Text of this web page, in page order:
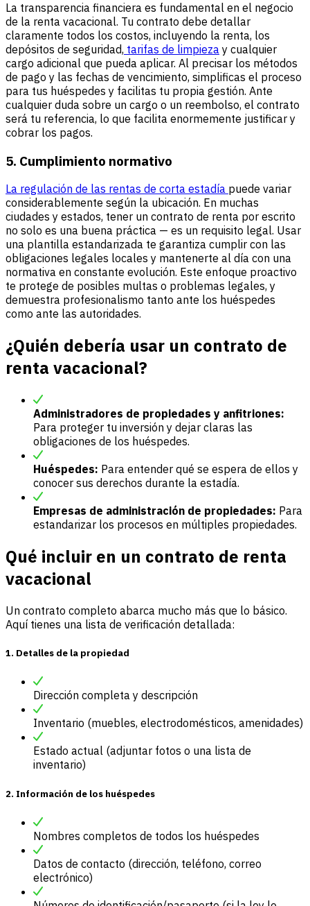
La transparencia financiera es fundamental en el negocio
de la renta vacacional. Tu contrato debe detallar
claramente todos los costos, incluyendo la renta, los
depósitos de seguridad, tarifas de limpieza y cualquier
cargo adicional que pueda aplicar. Al precisar los métodos
de pago y las fechas de vencimiento, simplificas el proceso
para tus huéspedes y facilitas tu propia gestión. Ante
cualquier duda sobre un cargo o un reembolso, el contrato
será tu referencia, lo que facilita enormemente justificar y
cobrar los pagos.
5. Cumplimiento normativo
La regulación de las rentas de corta estadía puede variar
considerablemente según la ubicación. En muchas
ciudades y estados, tener un contrato de renta por escrito
no solo es una buena práctica — es un requisito legal. Usar
una plantilla estandarizada te garantiza cumplir con las
obligaciones legales locales y mantenerte al día con una
normativa en constante evolución. Este enfoque proactivo
te protege de posibles multas o problemas legales, y
demuestra profesionalismo tanto ante los huéspedes
como ante las autoridades.
¿Quién debería usar un contrato de
renta vacacional?
Administradores de propiedades y anfitriones:
Para proteger tu inversión y dejar claras las
obligaciones de los huéspedes.
Huéspedes: Para entender qué se espera de ellos y
conocer sus derechos durante la estadía.
Empresas de administración de propiedades: Para
estandarizar los procesos en múltiples propiedades.
Qué incluir en un contrato de renta
vacacional
Un contrato completo abarca mucho más que lo básico.
Aquí tienes una lista de verificación detallada:
1. Detalles de la propiedad
Dirección completa y descripción
Inventario (muebles, electrodomésticos, amenidades)
Estado actual (adjuntar fotos o una lista de
inventario)
2. Información de los huéspedes
Nombres completos de todos los huéspedes
Datos de contacto (dirección, teléfono, correo
electrónico)